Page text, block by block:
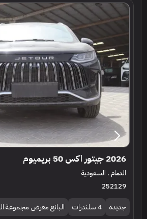
2026 جيتور اكس 50 بريميوم
الدمام ، السعودية
252129
جديدة 4 سلندرات البائع معرض مجموعة